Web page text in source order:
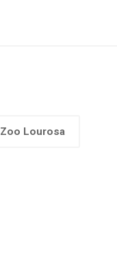
Zoo Lourosa